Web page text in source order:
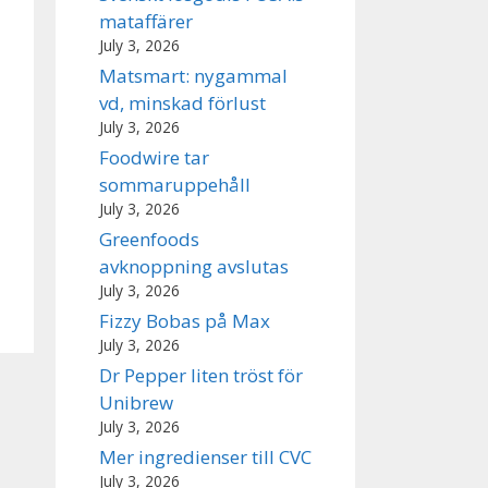
mataffärer
July 3, 2026
Matsmart: nygammal
vd, minskad förlust
July 3, 2026
Foodwire tar
sommaruppehåll
July 3, 2026
Greenfoods
avknoppning avslutas
July 3, 2026
Fizzy Bobas på Max
July 3, 2026
Dr Pepper liten tröst för
Unibrew
July 3, 2026
Mer ingredienser till CVC
July 3, 2026